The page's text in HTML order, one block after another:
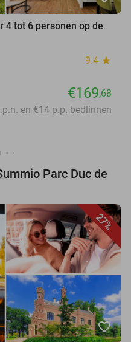
4 tot 6 personen op de
9.4 star
€169,68
en €14 p.p. bedlinnen
Parc Duc de
27%
favorite_border